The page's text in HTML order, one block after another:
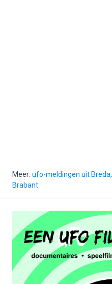
Meer: ufo-meldingen uit Breda,
Brabant